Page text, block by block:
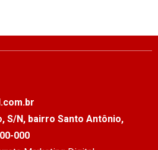
S/N, bairro Santo Antônio,
000